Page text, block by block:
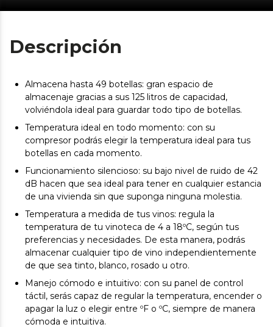
Descripción
Almacena hasta 49 botellas: gran espacio de
almacenaje gracias a sus 125 litros de capacidad,
volviéndola ideal para guardar todo tipo de botellas.
Temperatura ideal en todo momento: con su
compresor podrás elegir la temperatura ideal para tus
botellas en cada momento.
Funcionamiento silencioso: su bajo nivel de ruido de 42
dB hacen que sea ideal para tener en cualquier estancia
de una vivienda sin que suponga ninguna molestia.
Temperatura a medida de tus vinos: regula la
temperatura de tu vinoteca de 4 a 18ºC, según tus
preferencias y necesidades. De esta manera, podrás
almacenar cualquier tipo de vino independientemente
de que sea tinto, blanco, rosado u otro.
Manejo cómodo e intuitivo: con su panel de control
táctil, serás capaz de regular la temperatura, encender o
apagar la luz o elegir entre ºF o ºC, siempre de manera
cómoda e intuitiva.